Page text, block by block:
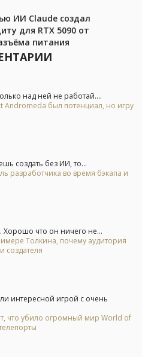
ИИ Claude создал
для RTX 5090 от
питания
над ней не работай....
Andromeda был потенциал, но игру
создать без ИИ, то...
разработчика во время бэкапа и
Хорошо что он ничего не...
Толкина, почему аудитория
создателя
интересной игрой с очень
что убило огромный мир World of